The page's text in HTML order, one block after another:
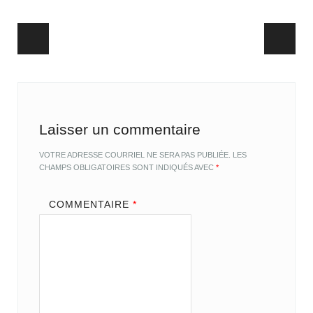
Post navigation
Laisser un commentaire
VOTRE ADRESSE COURRIEL NE SERA PAS PUBLIÉE. LES
CHAMPS OBLIGATOIRES SONT INDIQUÉS AVEC*
COMMENTAIRE *